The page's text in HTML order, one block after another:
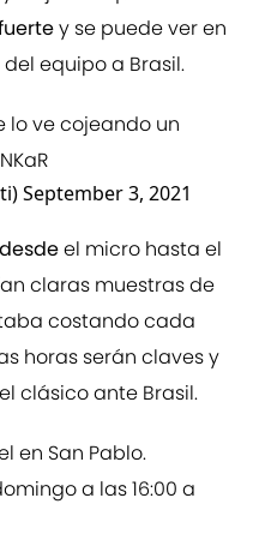
y se puede ver en
equipo a Brasil.
lo ve cojeando un
September 3, 2021
el micro hasta el
claras muestras de
costando cada
horas serán claves y
clásico ante Brasil.
en San Pablo.
a las 16:00 a